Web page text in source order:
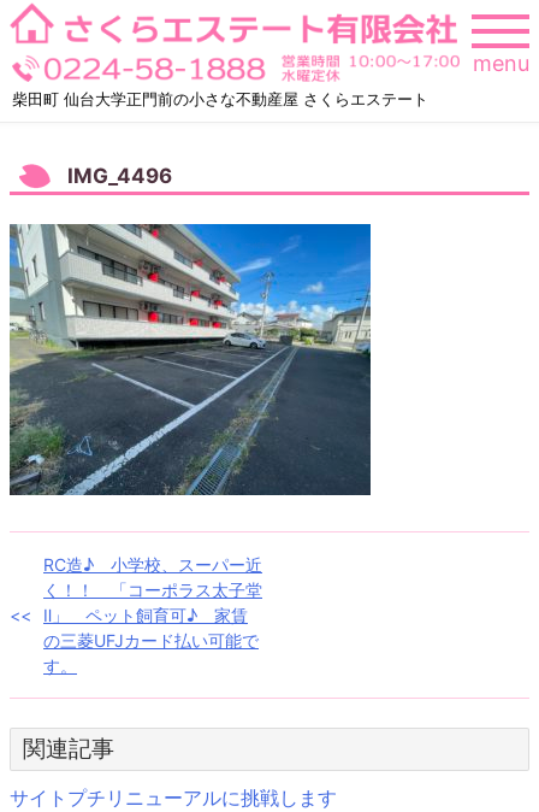
Skip
to
content
柴田町 仙台大学正門前の小さな不動産屋 さくらエステート
menu
IMG_4496
稿
ビ
ゲ
ー
RC造♪ 小学校、スーパー近
く！！ 「コーポラス太子堂
Ⅱ」 ペット飼育可♪ 家賃
の三菱UFJカード払い可能で
す。
関連記事
サイトプチリニューアルに挑戦します